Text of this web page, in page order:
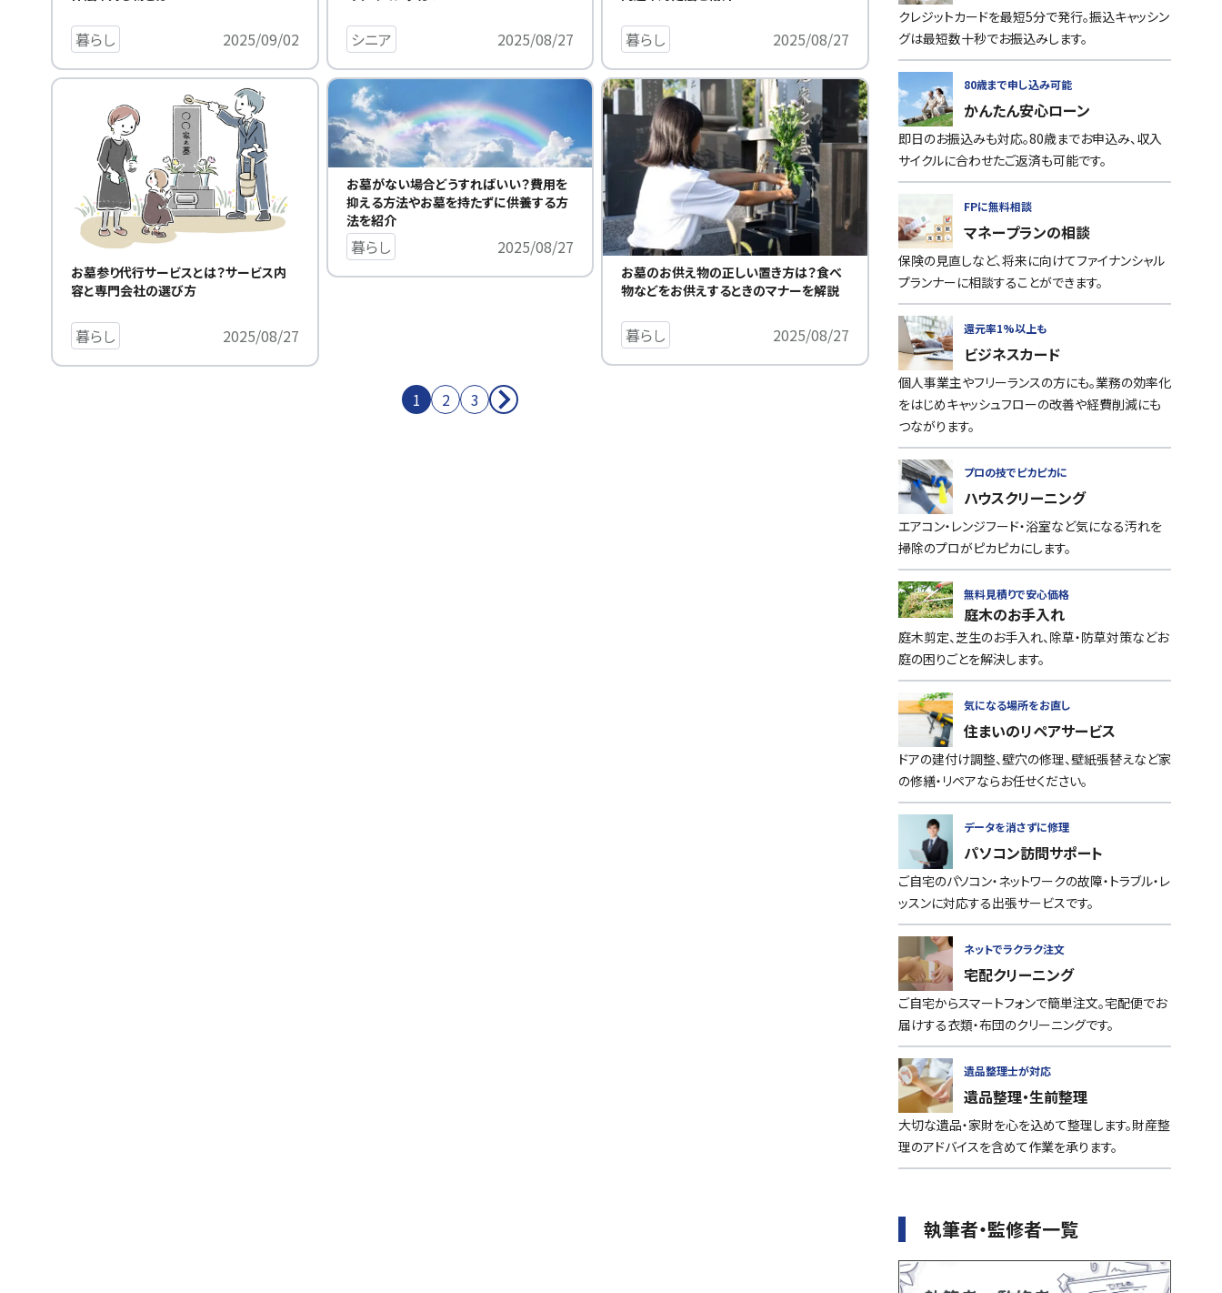
暮らし 2025/09/02 シニア 2025/08/27 暮らし 2025/08/27
お墓参り代行サービスとは？サービス内
容と専門会社の選び方
暮らし 2025/08/27
お墓がない場合どうすればいい？費用を
抑える方法やお墓を持たずに供養する方
法を紹介
暮らし 2025/08/27
お墓のお供え物の正しい置き方は？食べ
物などをお供えするときのマナーを解説
暮らし 2025/08/27
1 2 3
クレジットカードを最短5分で発行。振込キャッシン
グは最短数十秒でお振込みします。
即日のお振込みも対応。80歳までお申込み、収入
サイクルに合わせたご返済も可能です。
80歳まで申し込み可能
かんたん安心ローン
保険の見直しなど、将来に向けてファイナンシャル
プランナーに相談することができます。
FPに無料相談
マネープランの相談
個人事業主やフリーランスの方にも。業務の効率化
をはじめキャッシュフローの改善や経費削減にも
つながります。
還元率1%以上も
ビジネスカード
エアコン・レンジフード・浴室など気になる汚れを
掃除のプロがピカピカにします。
プロの技でピカピカに
ハウスクリーニング
庭木剪定、芝生のお手入れ、除草・防草対策などお
庭の困りごとを解決します。
無料見積りで安心価格
庭木のお手入れ
ドアの建付け調整、壁穴の修理、壁紙張替えなど家
の修繕・リペアならお任せください。
気になる場所をお直し
住まいのリペアサービス
ご自宅のパソコン・ネットワークの故障・トラブル・レ
ッスンに対応する出張サービスです。
データを消さずに修理
パソコン訪問サポート
ご自宅からスマートフォンで簡単注文。宅配便でお
届けする衣類・布団のクリーニングです。
ネットでラクラク注文
宅配クリーニング
大切な遺品・家財を心を込めて整理します。財産整
理のアドバイスを含めて作業を承ります。
遺品整理士が対応
遺品整理・生前整理
執筆者・監修者一覧